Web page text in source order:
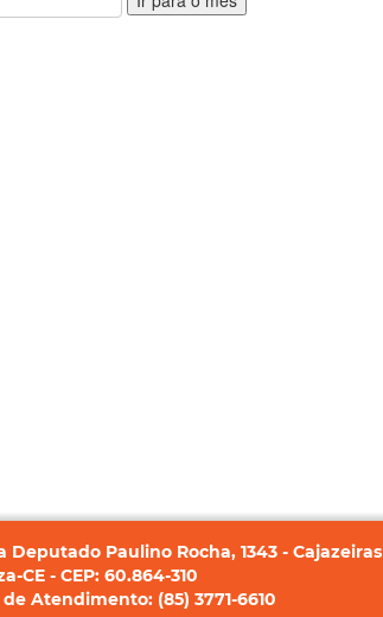
Deputado Paulino Rocha, 1343 - Cajazeiras
CE - CEP: 60.864-310
Atendimento: (85) 3771-6610